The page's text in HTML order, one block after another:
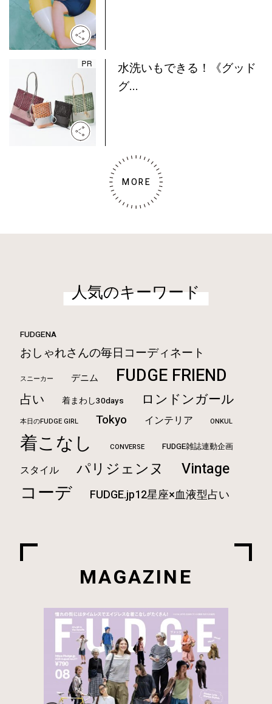
水洗いもできる！《グッド
グ...
MORE
人気のキーワード
FUDGENA
おしゃれさんの毎日コーディネート
スニーカー デニム FUDGE FRIEND
占い 着まわし30days ロンドンガール
本日のFUDGE GIRL Tokyo インテリア ONKUL
着こなし CONVERSE FUDGE雑誌連動企画
スタイル パリジェンヌ Vintage
コーデ FUDGE.jp12星座×血液型占い
MAGAZINE